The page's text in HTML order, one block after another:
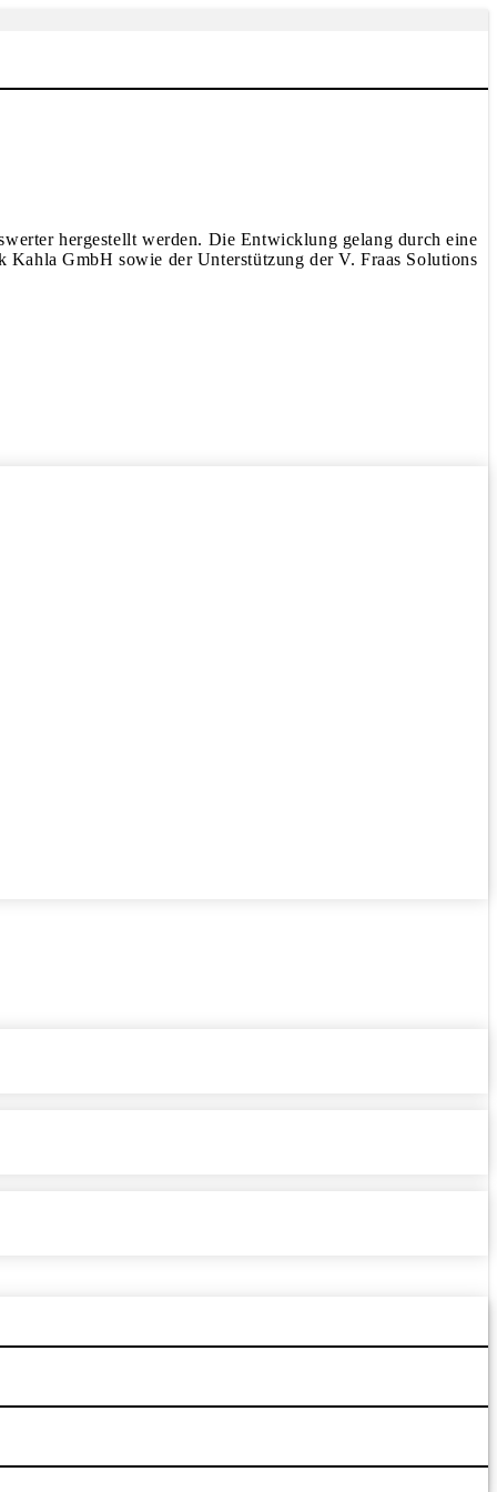
hergestellt werden. Die Entwicklung gelang durch eine
GmbH sowie der Unterstützung der V. Fraas Solutions